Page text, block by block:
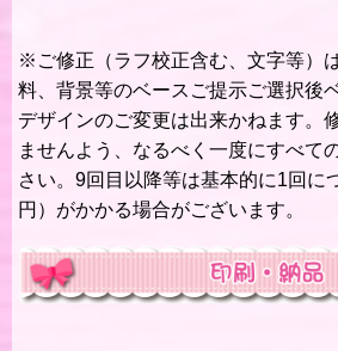
※ご修正（ラフ校正含む、文字等）
料、背景等のベースご提示ご選択後
デザインのご変更は出来かねます。
ませんよう、なるべく一度にすべて
さい。9回目以降等は基本的に1回に
円）がかかる場合がございます。